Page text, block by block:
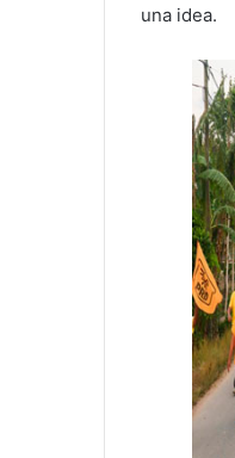
una idea.